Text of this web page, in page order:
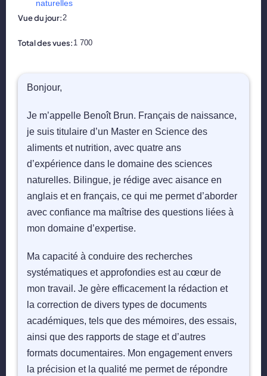
naturelles
Vue du jour:2
Total des vues: 1 700
Bonjour,
Je m’appelle Benoît Brun. Français de naissance,
je suis titulaire d’un Master en Science des
aliments et nutrition, avec quatre ans
d’expérience dans le domaine des sciences
naturelles. Bilingue, je rédige avec aisance en
anglais et en français, ce qui me permet d’aborder
avec confiance ma maîtrise des questions liées à
mon domaine d’expertise.
Ma capacité à conduire des recherches
systématiques et approfondies est au cœur de
mon travail. Je gère efficacement la rédaction et
la correction de divers types de documents
académiques, tels que des mémoires, des essais,
ainsi que des rapports de stage et d’autres
formats documentaires. Mon engagement envers
la précision et la qualité me permet de répondre